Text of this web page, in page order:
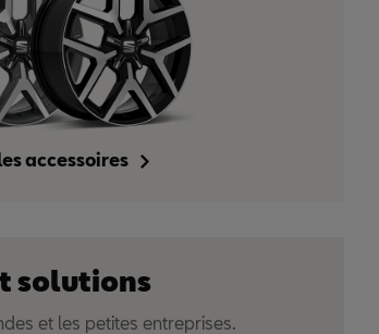
accessoires
solutions
et les petites entreprises.